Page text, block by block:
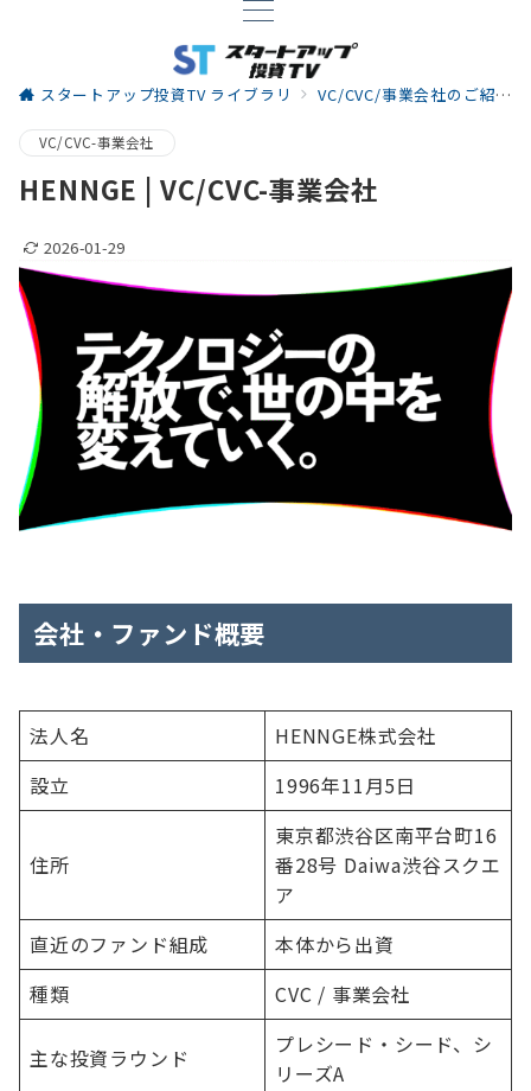
スタートアップ投資TV ライブラリ VC/CVC/事業会社のご紹介
VC/CVC-事業会社
HENNGE | VC/CVC-事業会社
2026-01-29
会社・ファンド概要
法人名
HENNGE株式会社
設立
1996年11月5日
住所
東京都渋谷区南平台町16
番28号 Daiwa渋谷スクエ
ア
直近のファンド組成
本体から出資
種類
CVC / 事業会社
主な投資ラウンド
プレシード・シード、シ
リーズA